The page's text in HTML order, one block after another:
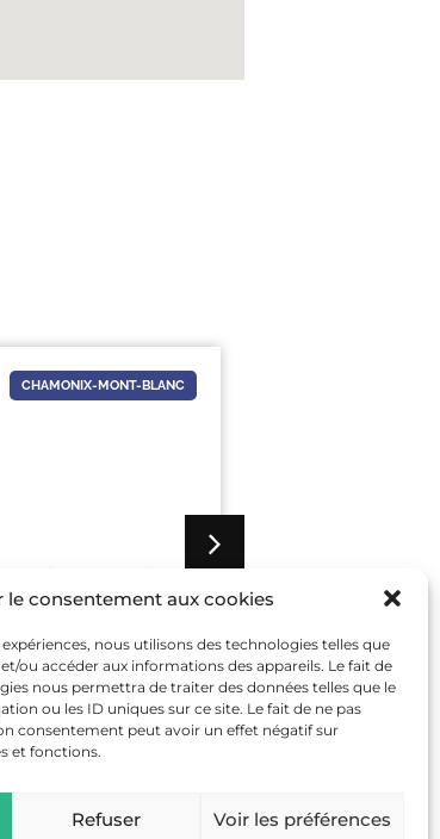
le consentement aux cookies
nous utilisons des technologies telles que
ou accéder aux informations des appareils. Le fait de
nous permettra de traiter des données telles que le
ou les ID uniques sur ce site. Le fait de ne pas
consentement peut avoir un effet négatif sur
et fonctions.
Refuser Voir les préférences
CHAMONIX-MONT-BLANC
DES JO DE
1924
EN SAVOIR PLUS
– SORTIES ET